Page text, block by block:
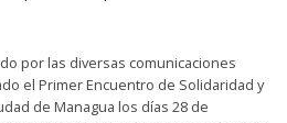
por las diversas comunicaciones
el Primer Encuentro de Solidaridad y
de Managua los días 28 de